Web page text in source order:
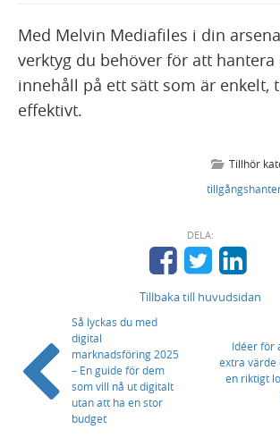
Med Melvin Mediafiles i din
verktyg du behöver för att
innehåll på ett sätt som är enkelt,
effektivt.
Tillhör
DELA:
Tillbaka till huvudsidan
Så lyckas du med
digital
marknadsföring 2025
– En guide för dem
som vill nå ut digitalt
utan att ha en stor
budget
Idéer för
extra värde
en riktigt